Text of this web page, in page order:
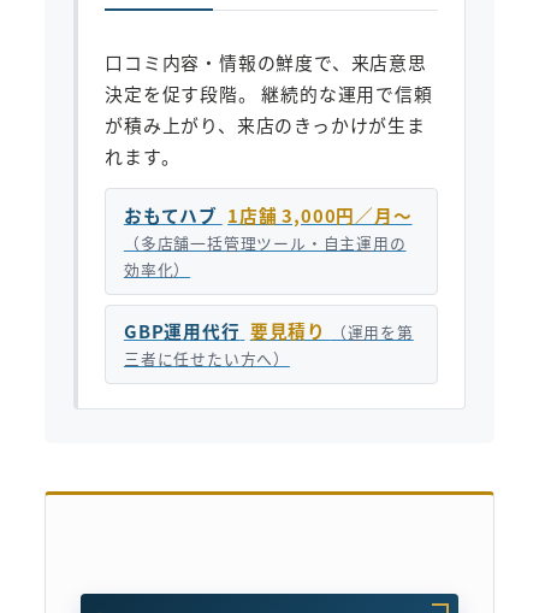
口コミ内容・情報の鮮度で、来店意思
決定を促す段階。 継続的な運用で信頼
が積み上がり、来店のきっかけが生ま
れます。
おもてハブ 1店舗 3,000円／月〜
（多店舗一括管理ツール・自主運用の
効率化）
GBP運用代行 要見積り
（運用を第
三者に任せたい方へ）